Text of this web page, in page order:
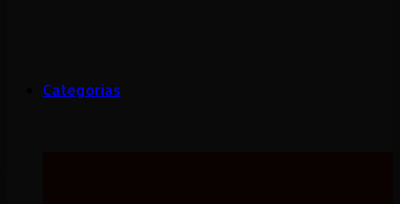
Categorias